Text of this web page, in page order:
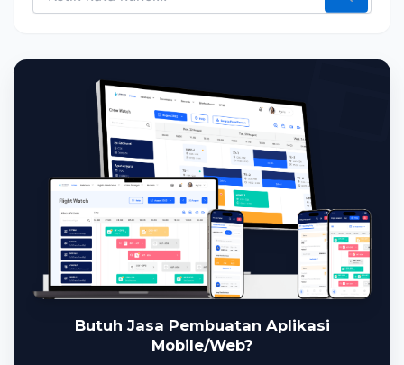
Butuh Jasa Pembuatan Aplikasi
Mobile/Web?